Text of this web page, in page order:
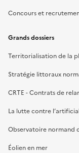
Concours et
Grands dossiers
Territorialisation de la
Stratégie littoraux
CRTE - Contrats de
La lutte contre
Observatoire normand
Éolien en mer